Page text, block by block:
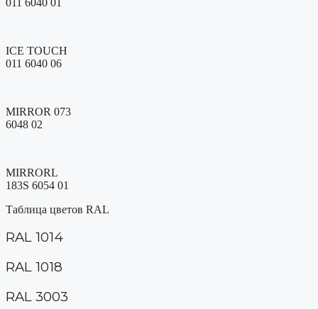
ICE TOUCH
011 6040 06
MIRROR 073
6048 02
MIRRORL
183S 6054 01
Таблица цветов RAL
RAL 1014
RAL 1018
RAL 3003